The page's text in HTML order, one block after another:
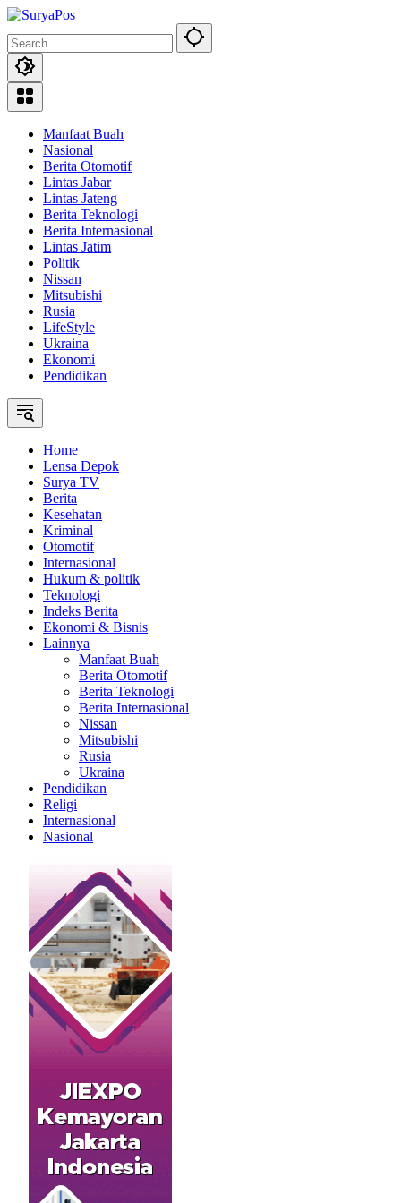
Skip
content
Manfaat Buah
Nasional
Berita Otomotif
Lintas Jabar
Lintas Jateng
Berita Teknologi
Berita Internasional
Lintas Jatim
Politik
Nissan
Mitsubishi
Rusia
LifeStyle
Ukraina
Ekonomi
Pendidikan
Home
Lensa Depok
Surya TV
Berita
Kesehatan
Kriminal
Otomotif
Internasional
Hukum & politik
Teknologi
Indeks Berita
Ekonomi & Bisnis
Lainnya
Manfaat Buah
Berita Otomotif
Berita Teknologi
Berita Internasional
Nissan
Mitsubishi
Rusia
Ukraina
Pendidikan
Religi
Internasional
Nasional